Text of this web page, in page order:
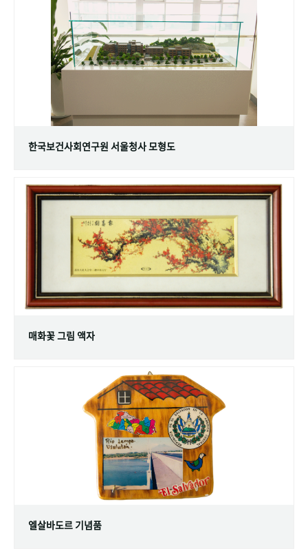
한국보건사회연구원 서울청사 모형도
매화꽃 그림 액자
엘살바도르 기념품